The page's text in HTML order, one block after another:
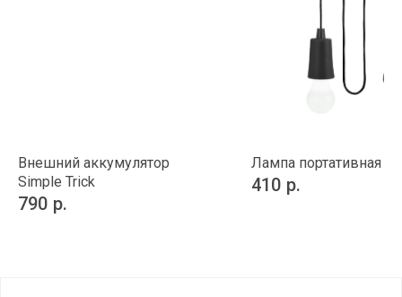
Внешний аккумулятор
Simple Trick
790 р.
Лампа портативная
410 р.